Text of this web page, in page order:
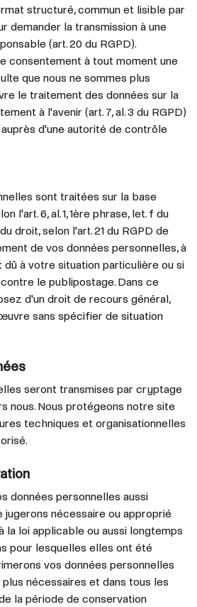
structuré, commun et lisible par
demander la transmission à une
(art. 20 du RGPD).
consentement à tout moment une
que nous ne sommes plus
le traitement des données sur la
à l'avenir (art. 7, al. 3 du RGPD)
d'une autorité de contrôle
sont traitées sur la base
l'art. 6, al. 1, 1ère phrase, let. f du
droit, selon l'art. 21 du RGPD de
de vos données personnelles, à
à votre situation particulière ou si
le publipostage. Dans ce
d'un droit de recours général,
sans spécifier de situation
seront transmises par cryptage
nous. Nous protégeons notre site
techniques et organisationnelles
données personnelles aussi
jugerons nécessaire ou approprié
la loi applicable ou aussi longtemps
pour lesquelles elles ont été
vos données personnelles
nécessaires et dans tous les
la période de conservation